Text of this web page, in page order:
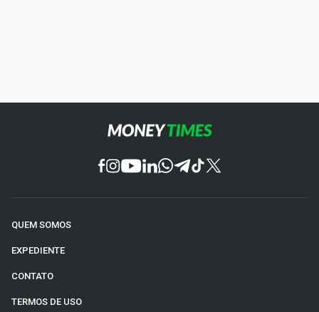
QUEM SOMOS
EXPEDIENTE
CONTATO
TERMOS DE USO